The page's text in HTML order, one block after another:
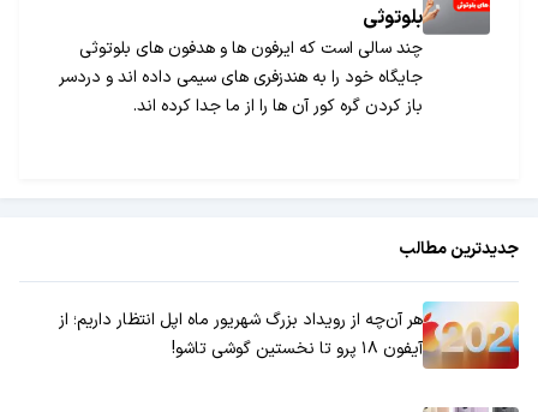
بلوتوثی
​چند سالی است که ایرفون ها و هدفون های بلوتوثی
جایگاه خود را به هندزفری های سیمی داده اند و دردسر
باز کردن گره کور آن ها را از ما جدا کرده اند.
جدیدترین مطالب
هر آن‌چه از رویداد بزرگ شهریور ماه اپل انتظار داریم؛ از
آیفون ۱۸ پرو تا نخستین گوشی تاشو!